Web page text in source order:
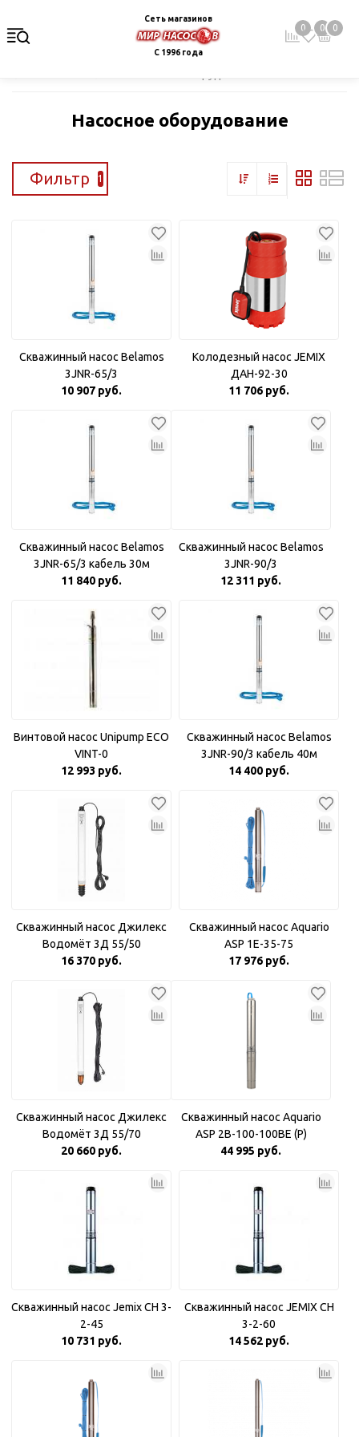
Сеть магазинов
С 1996 года
0 0 0
Насосное оборудование
Фильтр 1
Скважинный насос Belamos
3JNR-65/3
10 907 руб.
Колодезный насос JEMIX
ДАН-92-30
11 706 руб.
Скважинный насос Belamos
3JNR-65/3 кабель 30м
11 840 руб.
Скважинный насос Belamos
3JNR-90/3
12 311 руб.
Винтовой насос Unipump ECO
VINT-0
12 993 руб.
Скважинный насос Belamos
3JNR-90/3 кабель 40м
14 400 руб.
Скважинный насос Джилекс
Водомёт 3Д 55/50
16 370 руб.
Скважинный насос Aquario
ASP 1E-35-75
17 976 руб.
Скважинный насос Джилекс
Водомёт 3Д 55/70
20 660 руб.
Скважинный насос Aquario
ASP 2B-100-100BE (P)
Плавный пуск
44 995 руб.
Скважинный насос Jemix CH 3-
2-45
10 731 руб.
Скважинный насос JEMIX CH
3-2-60
14 562 руб.